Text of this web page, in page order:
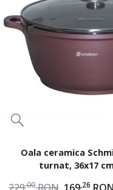
Oala ceramica
turnat, 36x17
,26
,00